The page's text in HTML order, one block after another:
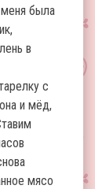
была
в
с
и мёд,
мясо